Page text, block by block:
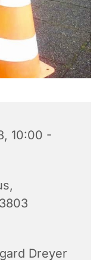
10:00 -
Dreyer